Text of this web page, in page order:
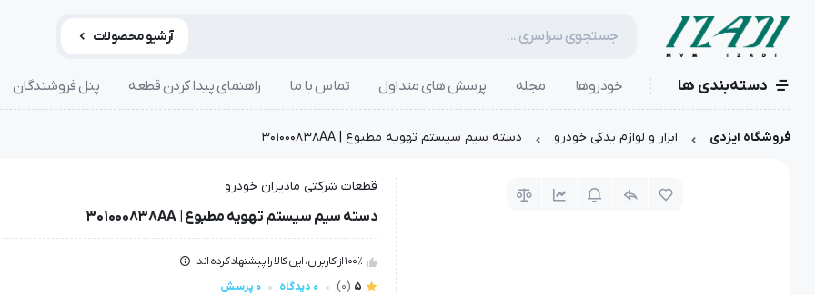
آرشیو محصولات
دسته‌بندی ها خودروها مجله پرسش های متداول تماس با ما راهنمای پیدا کردن قطعه پنل فروشندگان
فروشگاه ایزدی ابزار و لوازم یدکی خودرو دسته سيم سیستم تهویه مطبوع | 301000838AA
قطعات شرکتی مادیران خودرو
دسته سيم سیستم تهویه مطبوع | 301000838AA
100٪ از کاربران، این کالا را پیشنهاد کرده اند.
5
(0) 0 دیدگاه 0 پرسش